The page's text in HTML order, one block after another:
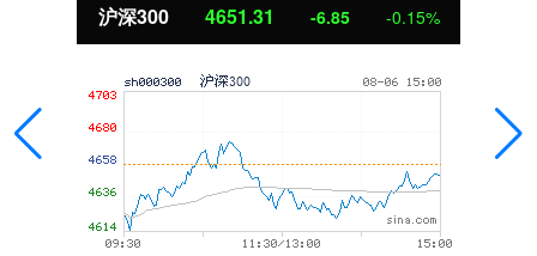
沪深300 4651.31 -6.85 -0.15%